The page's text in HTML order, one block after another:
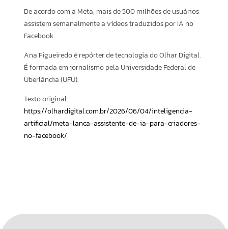
De acordo com a Meta, mais de 500 milhões de usuários
assistem semanalmente a vídeos traduzidos por IA no
Facebook.
Ana Figueiredo é repórter de tecnologia do Olhar Digital.
É formada em jornalismo pela Universidade Federal de
Uberlândia (UFU).
Texto original:
https://olhardigital.com.br/2026/06/04/inteligencia-
artificial/meta-lanca-assistente-de-ia-para-criadores-
no-facebook/